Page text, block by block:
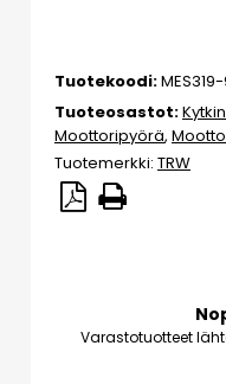
Tuotekoodi:
Tuoteosastot:
Moottoripyörä,
Tuotemerkki: TRW
Varastotuotteet